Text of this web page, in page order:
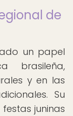
de
un papel
brasileña,
y en las
Su
juninas